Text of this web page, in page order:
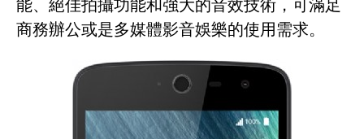
能、絕佳拍攝功能和強大的音效技術，可滿足
商務辦公或是多媒體影音娛樂的使用需求。